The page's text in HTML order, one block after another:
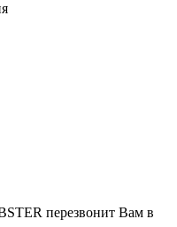
перезвонит Вам в